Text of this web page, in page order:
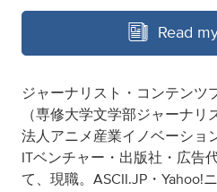
Read
ジャーナリスト・コンテンツ
（専修大学文学部ジャーナリ
法人アニメ産業イノベーショ
ITベンチャー・出版社・広告
て、現職。ASCII.JP・Yahoo!